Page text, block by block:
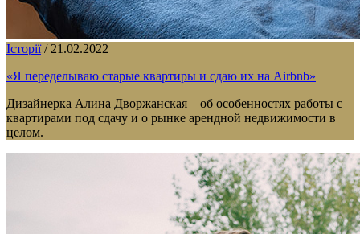
Історії / 21.02.2022
«Я переделываю старые квартиры и сдаю их на Airbnb»
Дизайнерка Алина Дворжанская – об особенностях работы с
квартирами под сдачу и о рынке арендной недвижимости в
целом.